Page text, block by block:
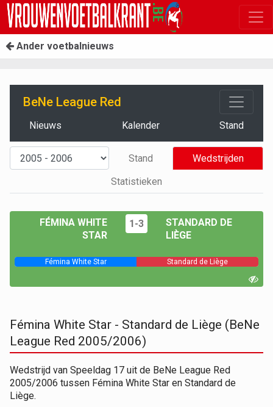
Ander voetbalnieuws
BeNe League Red
Nieuws Kalender Stand
Stand
Wedstrijden
Statistieken
FÉMINA WHITE
STAR
1-3
STANDARD DE
LIÈGE
Fémina White Star Standard de Liège
Fémina White Star - Standard de Liège (BeNe
League Red 2005/2006)
Wedstrijd van Speeldag 17 uit de BeNe League Red
2005/2006 tussen Fémina White Star en Standard de
Liège.